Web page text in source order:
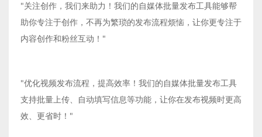
"关注创作，我们来助力！我们的自媒体批量发布工具能够帮
助你专注于创作，不再为繁琐的发布流程烦恼，让你更专注于
内容创作和粉丝互动！"
"优化视频发布流程，提高效率！我们的自媒体批量发布工具
支持批量上传、自动填写信息等功能，让你在发布视频时更高
效、更省时！"